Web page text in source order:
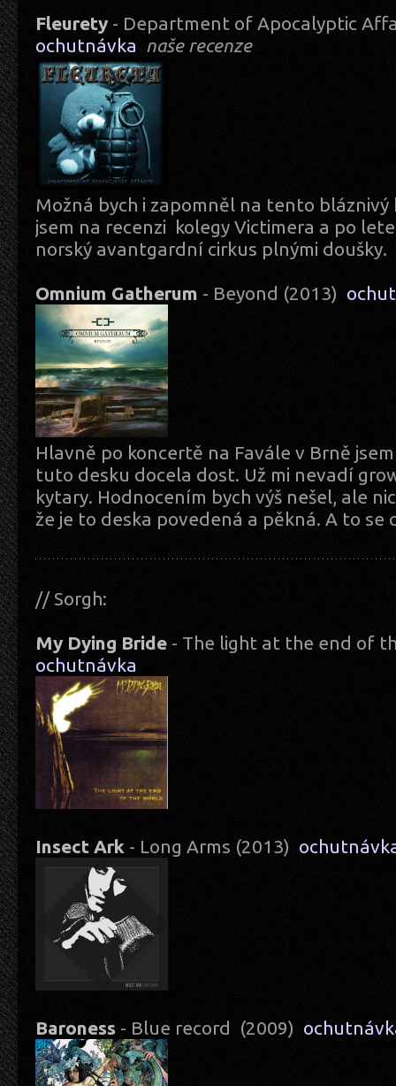
Fleurety - Department of Apocalyptic
ochutnávka naše recenze
Možná bych i zapomněl na tento
jsem na recenzi kolegy Victimera a po
norský avantgardní cirkus plnými doušky.
Omnium Gatherum - Beyond (2013)
Hlavně po koncertě na Favále v Brně
tuto desku docela dost. Už mi nevadí
kytary. Hodnocením bych výš nešel, ale
že je to deska povedená a pěkná. A to se
// Sorgh:
My Dying Bride - The light at the end of
ochutnávka
Insect Ark - Long Arms (2013)
Baroness - Blue record (2009)